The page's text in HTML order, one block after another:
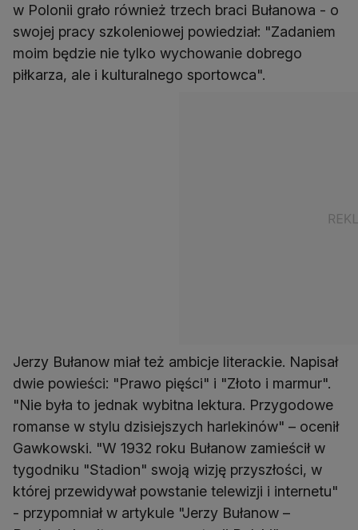
w Polonii grało również trzech braci Bułanowa - o
swojej pracy szkoleniowej powiedział: "Zadaniem
moim będzie nie tylko wychowanie dobrego
piłkarza, ale i kulturalnego sportowca".
Jerzy Bułanow miał też ambicje literackie. Napisał
dwie powieści: "Prawo pięści" i "Złoto i marmur".
"Nie była to jednak wybitna lektura. Przygodowe
romanse w stylu dzisiejszych harlekinów" – ocenił
Gawkowski. "W 1932 roku Bułanow zamieścił w
tygodniku "Stadion" swoją wizję przyszłości, w
której przewidywał powstanie telewizji i internetu"
- przypomniał w artykule "Jerzy Bułanow –